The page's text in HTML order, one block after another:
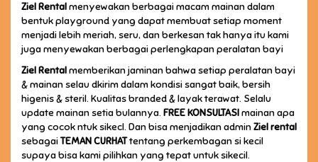
Ziel Rentalmenyewakan berbagai macam mainan dalam
bentuk playground yang dapat membuat setiap moment
menjadi lebih meriah, seru, dan berkesan tak hanya itu kami
juga menyewakan berbagai perlengkapan peralatan bayi
Ziel Rentalmemberikan jaminan bahwa setiap peralatan bayi
& mainan selau dkirim dalam kondisi sangat baik, bersih
higenis & steril. Kualitas branded & layak terawat. Selalu
update mainan setia bulannya. FREE KONSULTASImainan apa
yang cocok ntuk sikecl. Dan bisa menjadikan adminZiel rental
sebagaiTEMAN CURHATtentang perkembagan si kecil
supaya bisa kami pilihkan yang tepat untuk sikecil.